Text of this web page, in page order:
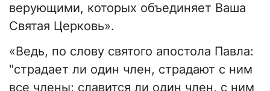
верующими, которых объединяет Ваша
Святая Церковь».
«Ведь, по слову святого апостола Павла:
"страдает ли один член, страдают с ним
все члены; славится ли один член, с ним